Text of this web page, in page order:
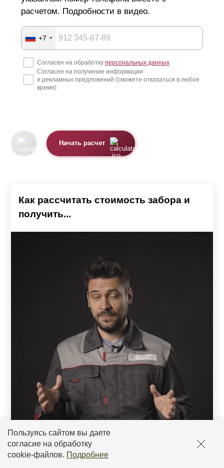
Пользуясь сайтом вы даете
согласие на обработку
cookie-файлов. Подробнее
расчетом. Подробности в видео.
+7
Согласен на обработку персональных данных
Согласен на получение информации
и рекламных предложений (сможете отказаться в любое
время)
Начать расчет
Как рассчитать стоимость забора и
получить...